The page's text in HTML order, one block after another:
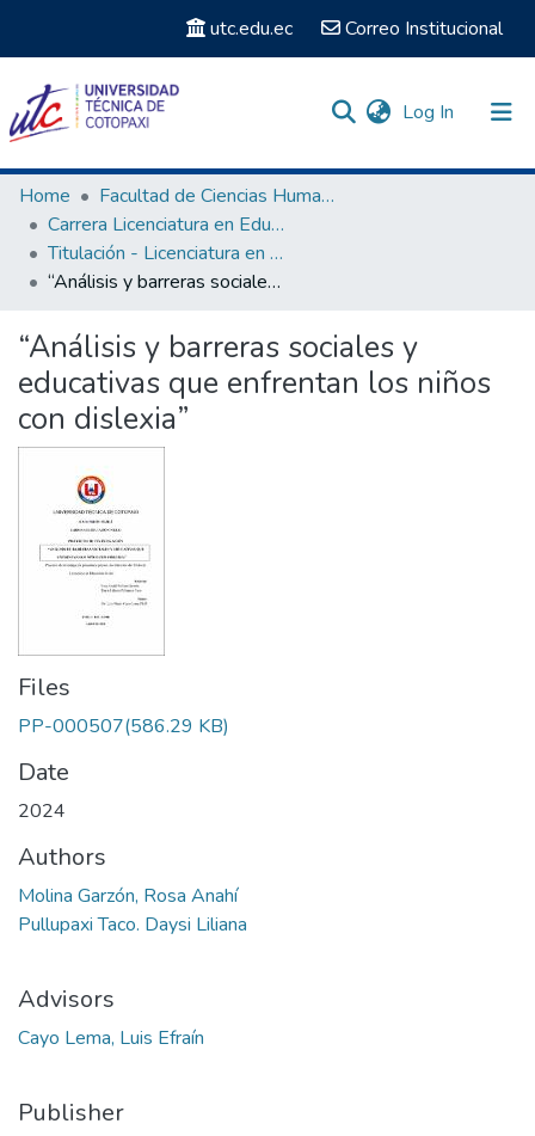
utc.edu.ec Correo Institucional
Log In (current)
Communities & Collections
Search
Statistics
Home
Facultad de Ciencias Humanas y Educación
Carrera Licenciatura en Educación Inicial
Titulación - Licenciatura en Educación Inicial
“Análisis y barreras sociales y educativas que enfrentan los niños con dislexia”
“Análisis y barreras sociales y
educativas que enfrentan los niños
con dislexia”
Files
PP-000507(586.29 KB)
Date
2024
Authors
Molina Garzón, Rosa Anahí
Pullupaxi Taco. Daysi Liliana
Advisors
Cayo Lema, Luis Efraín
Publisher